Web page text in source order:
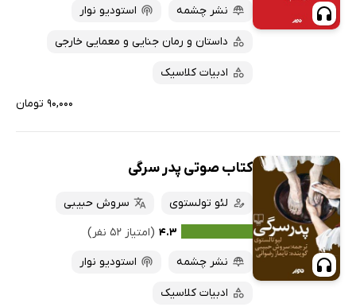
نشر چشمه
استودیو نوار
داستان و رمان جنایی و معمایی خارجی
ادبیات کلاسیک
۹۰,۰۰۰ تومان
کتاب صوتی پدر سرگی
لئو تولستوی
سروش حبیبی
۴.۳ (امتیاز ۵۲ نفر)
نشر چشمه
استودیو نوار
ادبیات کلاسیک